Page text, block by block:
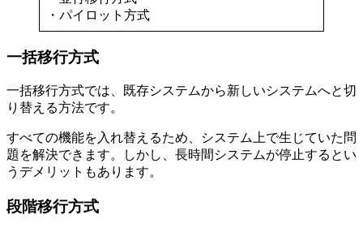
・パイロット方式
一括移行方式
一括移行方式では、既存システムから新しいシステムへと切
り替える方法です。
すべての機能を入れ替えるため、システム上で生じていた問
題を解決できます。しかし、長時間システムが停止するとい
うデメリットもあります。
段階移行方式